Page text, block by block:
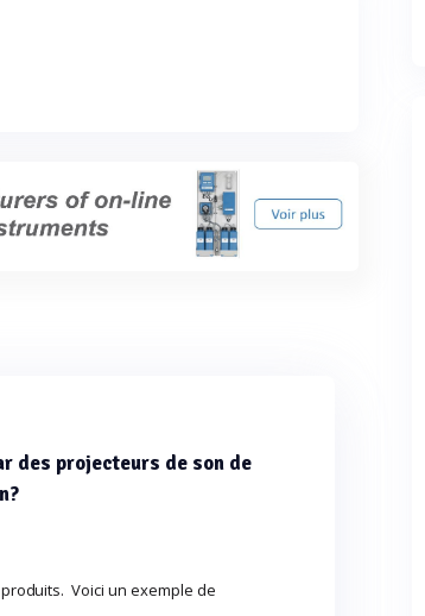
des projecteurs de son de
Voici un exemple de